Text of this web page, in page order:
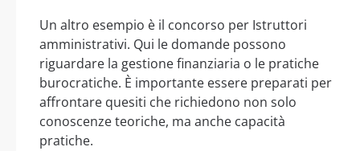
Un altro esempio è il concorso per Istruttori
amministrativi. Qui le domande possono
riguardare la gestione finanziaria o le pratiche
burocratiche. È importante essere preparati per
affrontare quesiti che richiedono non solo
conoscenze teoriche, ma anche capacità
pratiche.